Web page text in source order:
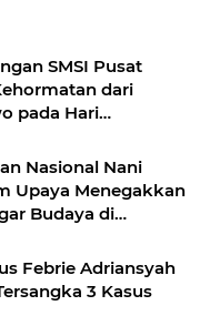
SMSI Pusat
dari
pada Hari
Nasional Nani
Upaya Menegakkan
Budaya di
Febrie Adriansyah
3 Kasus